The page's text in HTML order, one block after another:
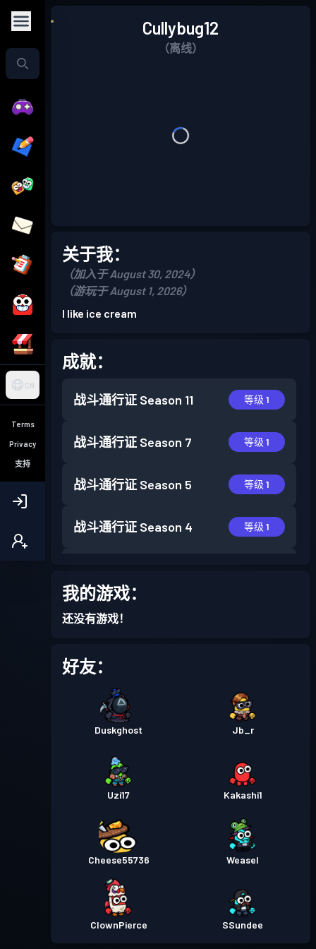
CN
Terms
Privacy
支持
Cullybug12
（离线）
关于我：
（加入于 August 30, 2024）
（游玩于 August 1, 2026）
I like ice cream
成就：
战斗通行证 Season 11 等级 1
战斗通行证 Season 7 等级 1
战斗通行证 Season 5 等级 1
战斗通行证 Season 4 等级 1
战斗通行证
战斗通行证
我的游戏：
还没有游戏！
好友：
Duskghost Jb_r
Uzi17 Kakashi1
Cheese55736 Weasel
ClownPierce SSundee